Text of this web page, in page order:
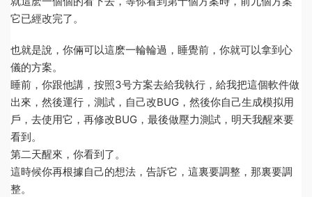
它已經改完了。
也就是說，你倆可以這麽一輪輪過，睡覺前，你就可以拿到心
儀的方案。
睡前，你跟他講，按照3号方案去給我執行，給我把這個軟件做
出來，然後運行，測試，自己改BUG，然後你自己生成模拟用
戶，去使用它，再修改BUG，最後做壓力測試，明天我醒來要
看到。
第二天醒來，你看到了。
這時候你再根據自己的想法，告訴它，這裏要調整，那裏要調
整。